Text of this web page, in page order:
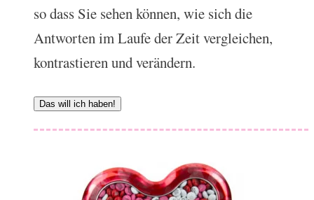
so dass Sie sehen können, wie sich die
Antworten im Laufe der Zeit vergleichen,
kontrastieren und verändern.
Das will ich haben!